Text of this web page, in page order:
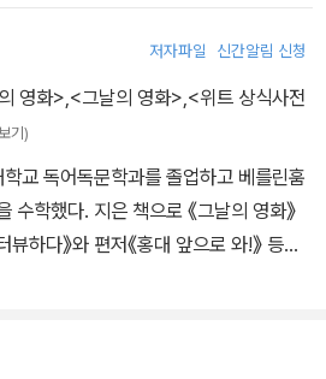
공한다. 빔 벤더스라는 진실한 사람의 마
기회를 말이다.
자신이 사진을 처음 찍었던 때를 정확
사진을 찍었고, 열두 살에는 자신만의
비로소 첫 번째 라이카 카메라를 갖게
화면이나 스틸 컷처럼 보이기도 하고, 때
을 기록한, 뒤늦게 도착한 여행수첩 같
체와 그것을 바라보고 기록하는 주체의
면 밖에서 무엇과 마주쳤는지는 오직
저자파일 신간알림 신청
영화>,<그날의 영화>,<위트 상식사전
기)
교 독어독문학과를 졸업하고 베를린훔
수학했다. 지은 책으로 《그날의 영화》
뷰하다》와 편저《홍대 앞으로 와!》 등이